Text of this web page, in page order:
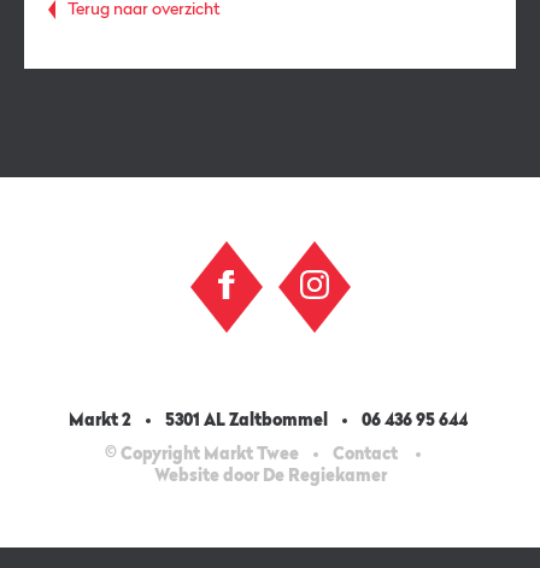
Terug naar overzicht
Markt 2 5301 AL Zaltbommel
06 436 95 644
© Copyright Markt Twee
Contact
Website door De Regiekamer